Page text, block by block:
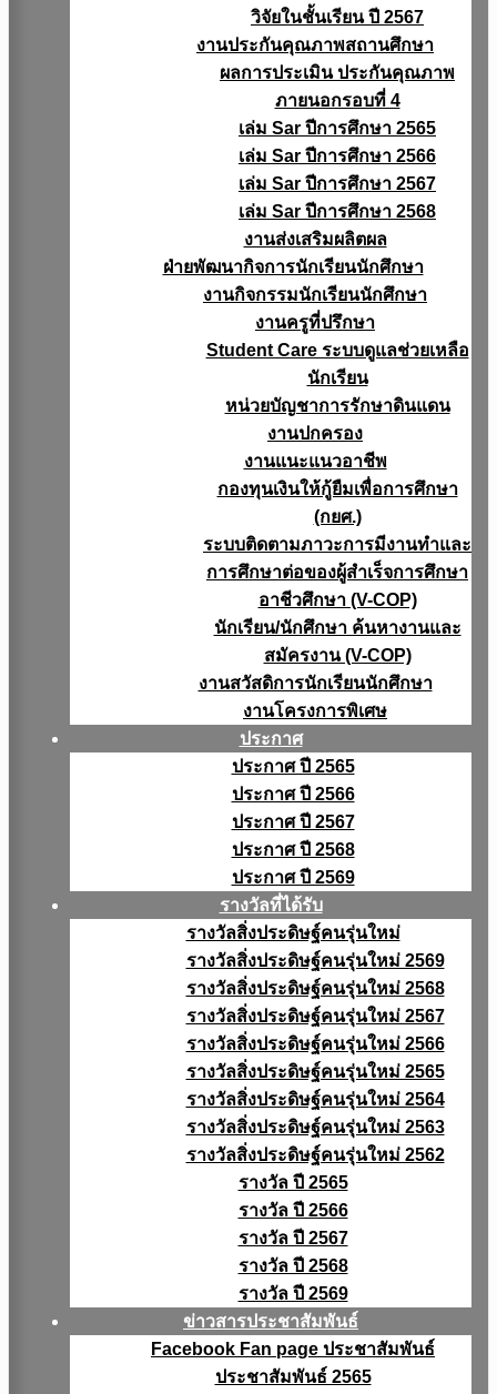
วิจัยในชั้นเรียน ปี 2567
งานประกันคุณภาพสถานศึกษา
ผลการประเมิน ประกันคุณภาพ
ภายนอกรอบที่ 4
เล่ม Sar ปีการศึกษา 2565
เล่ม Sar ปีการศึกษา 2566
เล่ม Sar ปีการศึกษา 2567
เล่ม Sar ปีการศึกษา 2568
งานส่งเสริมผลิตผล
ฝ่ายพัฒนากิจการนักเรียนนักศึกษา
งานกิจกรรมนักเรียนนักศึกษา
งานครูที่ปรึกษา
Student Care ระบบดูแลช่วยเหลือ
นักเรียน
หน่วยบัญชาการรักษาดินแดน
งานปกครอง
งานแนะแนวอาชีพ
กองทุนเงินให้กู้ยืมเพื่อการศึกษา
(กยศ.)
ระบบติดตามภาวะการมีงานทำและ
การศึกษาต่อของผู้สำเร็จการศึกษา
อาชีวศึกษา (V-COP)
นักเรียน/นักศึกษา ค้นหางานและ
สมัครงาน (V-COP)
งานสวัสดิการนักเรียนนักศึกษา
งานโครงการพิเศษ
ประกาศ
ประกาศ ปี 2565
ประกาศ ปี 2566
ประกาศ ปี 2567
ประกาศ ปี 2568
ประกาศ ปี 2569
รางวัลที่ได้รับ
รางวัลสิ่งประดิษฐ์คนรุ่นใหม่
รางวัลสิ่งประดิษฐ์คนรุ่นใหม่ 2569
รางวัลสิ่งประดิษฐ์คนรุ่นใหม่ 2568
รางวัลสิ่งประดิษฐ์คนรุ่นใหม่ 2567
รางวัลสิ่งประดิษฐ์คนรุ่นใหม่ 2566
รางวัลสิ่งประดิษฐ์คนรุ่นใหม่ 2565
รางวัลสิ่งประดิษฐ์คนรุ่นใหม่ 2564
รางวัลสิ่งประดิษฐ์คนรุ่นใหม่ 2563
รางวัลสิ่งประดิษฐ์คนรุ่นใหม่ 2562
รางวัล ปี 2565
รางวัล ปี 2566
รางวัล ปี 2567
รางวัล ปี 2568
รางวัล ปี 2569
ข่าวสารประชาสัมพันธ์
Facebook Fan page ประชาสัมพันธ์
ประชาสัมพันธ์ 2565